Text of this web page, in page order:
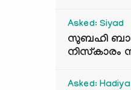
Asked: Siyad
സുബഹി
നിസ്കാരം
Asked: Hadiya